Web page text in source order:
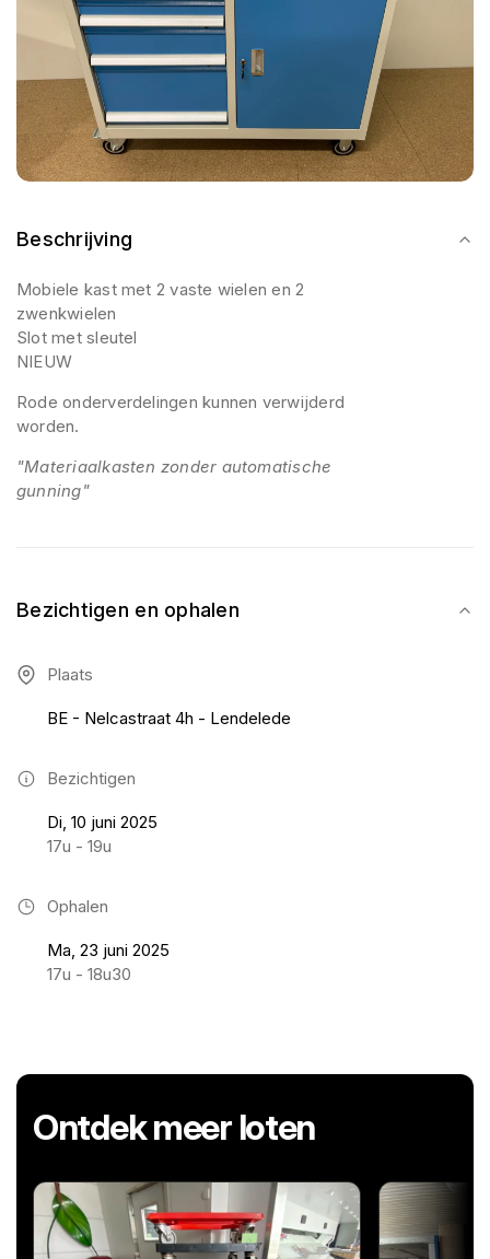
Beschrijving
Mobiele kast met 2 vaste wielen en 2
zwenkwielen
Slot met sleutel
NIEUW
Rode onderverdelingen kunnen verwijderd
worden.
"Materiaalkasten zonder automatische
gunning"
Bezichtigen en ophalen
Plaats
BE - Nelcastraat 4h - Lendelede
Bezichtigen
Di, 10 juni 2025
17u - 19u
Ophalen
Ma, 23 juni 2025
17u - 18u30
Ontdek meer loten